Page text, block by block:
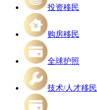
投资移民
购房移民
全球护照
技术/人才移民